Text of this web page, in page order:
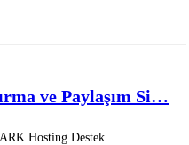
ve Paylaşım Si…
Hosting Destek